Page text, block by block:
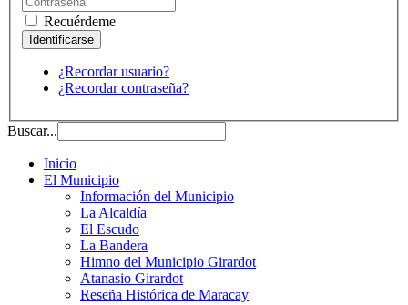
Recuérdeme
¿Recordar usuario?
¿Recordar contraseña?
Buscar...
Inicio
El Municipio
Información del Municipio
La Alcaldía
El Escudo
La Bandera
Himno del Municipio Girardot
Atanasio Girardot
Reseña Histórica de Maracay